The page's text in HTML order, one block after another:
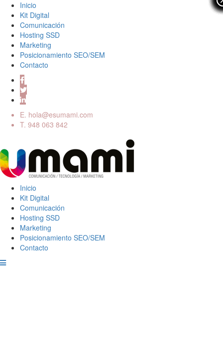
Inicio
Kit Digital
Comunicación
Hosting SSD
Marketing
Posicionamiento SEO/SEM
Contacto
E. hola@esumami.com
T. 948 063 842
Inicio
Kit Digital
Comunicación
Hosting SSD
Marketing
Posicionamiento SEO/SEM
Contacto